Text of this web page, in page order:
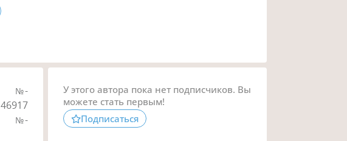
№-
46917
№-
У этого автора пока нет подписчиков. Вы
можете стать первым!
Подписаться